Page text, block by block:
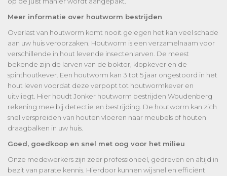
Meer informatie over houtworm bestrijden
Overlast van houtworm komt nooit gelegen het kan veel schade
aan uw huis veroorzaken. Houtworm is een verzamelnaam voor
verschillende in hout levende insectenlarven. De meest
bekende zijn de larven van de boktor, klopkever en de
spinthoutkever. Een houtworm kan 3 tot 5 jaar ongestoord in het
hout leven voordat deze verpopt tot houtwormkever en
uitvliegt. Hier houdt Jonker houtworm bestrijden Woudenberg
rekening mee bij detectie en bestrijding. De houtworm kan zich
snel verspreiden van houten vloeren naar meubels of houten
draagbalken in uw huis.
Goed, goedkoop en snel met oog voor het milieu
Onze medewerkers zijn zeer professioneel, gedreven en altijd in
bezit van parate kennis. Hierdoor kunnen wij snel en efficiënt